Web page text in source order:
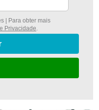
| Para obter mais
Privacidade